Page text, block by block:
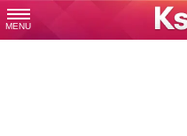
MENU